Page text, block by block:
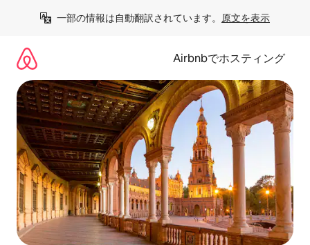
一部の情報は自動翻訳されています。 原文を表示
Airbnbでホスティング